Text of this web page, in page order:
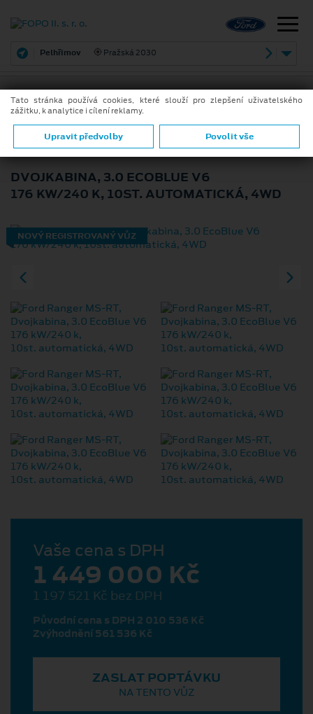
Pelhřimov Pražská 2030
FORD RANGER MS-RT
DVOJKABINA, 3.0 ECOBLUE V6
176 KW/240 K, 10ST. AUTOMATICKÁ, 4WD
NOVÝ REGISTROVANÝ VŮZ
Vaše cena s DPH
1 449 000 Kč
1 197 521 Kč bez DPH
Původní cena s DPH 2 010 536 Kč
Zvýhodnění 561 536 Kč
ZASLAT POPTÁVKU
NA TENTO VŮZ
Tato stránka používá cookies, které slouží pro zlepšení uživatelského
zážitku, k analytice i cílení reklamy.
Upravit předvolby Povolit vše